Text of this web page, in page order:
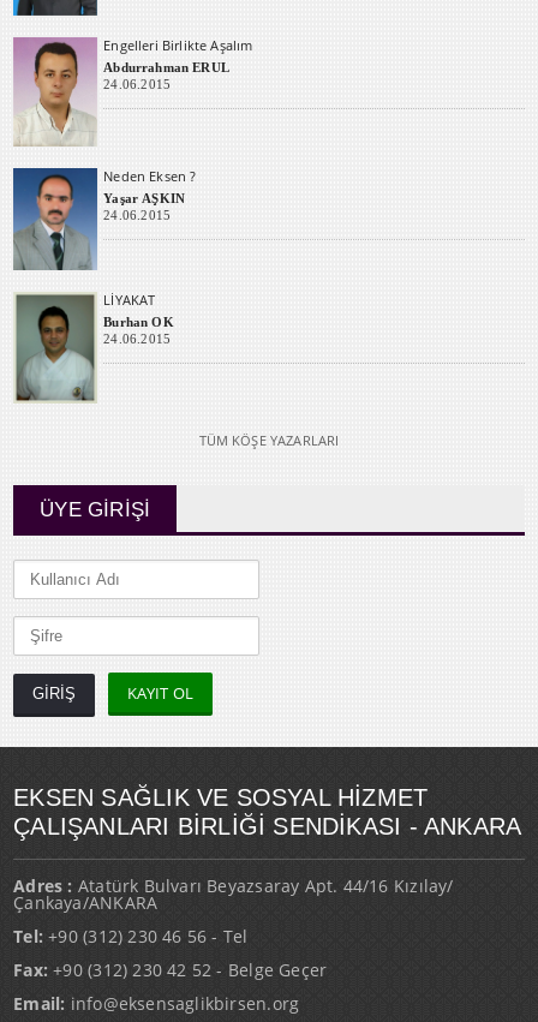
Engelleri Birlikte Aşalım
Abdurrahman ERUL
24.06.2015
Neden Eksen ?
Yaşar AŞKIN
24.06.2015
LİYAKAT
Burhan OK
24.06.2015
TÜM KÖŞE YAZARLARI
ÜYE GİRİŞİ
KAYIT OL
EKSEN SAĞLIK VE SOSYAL HİZMET
ÇALIŞANLARI BİRLİĞİ SENDİKASI - ANKARA
Adres : Atatürk Bulvarı Beyazsaray Apt. 44/16 Kızılay/
Çankaya/ANKARA
Tel: +90 (312) 230 46 56 - Tel
Fax: +90 (312) 230 42 52 - Belge Geçer
Email: info@eksensaglikbirsen.org